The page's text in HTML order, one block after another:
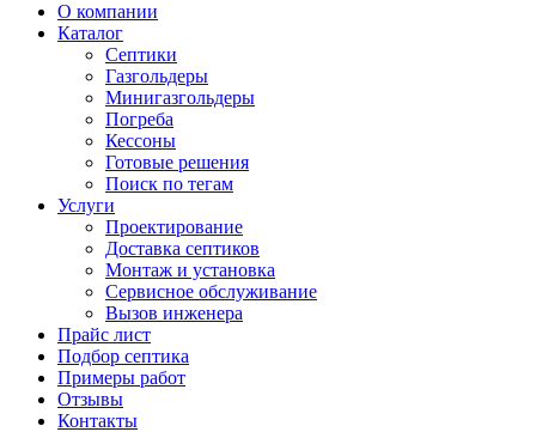
О компании
Каталог
Септики
Газгольдеры
Минигазгольдеры
Погреба
Кессоны
Готовые решения
Поиск по тегам
Услуги
Проектирование
Доставка септиков
Монтаж и установка
Сервисное обслуживание
Вызов инженера
Прайс лист
Подбор септика
Примеры работ
Отзывы
Контакты